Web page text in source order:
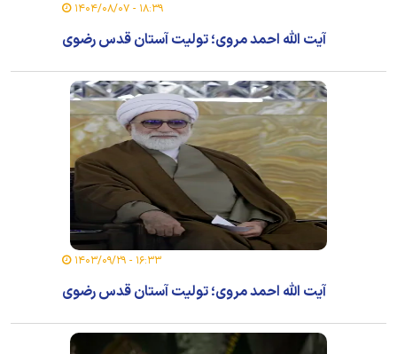
۱۸:۳۹ - ۱۴۰۴/۰۸/۰۷
آیت الله احمد مروی؛ تولیت آستان قدس رضوی
۱۶:۳۳ - ۱۴۰۳/۰۹/۲۹
آیت الله احمد مروی؛ تولیت آستان قدس رضوی